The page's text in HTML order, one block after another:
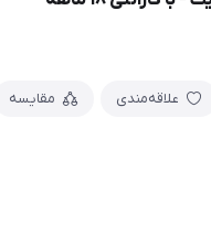
علاقه‌مندی مقایسه